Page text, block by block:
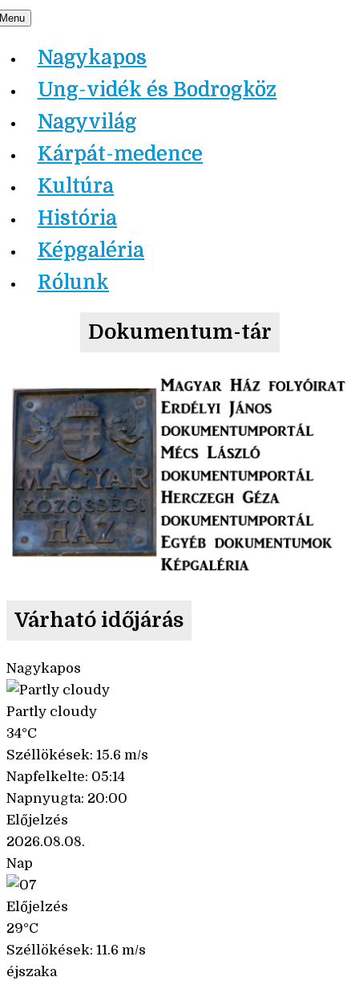
Skip
content
Nagykapos.ma
Nagykapos
Ung-vidék és Bodrogköz
Nagyvilág
Kárpát-medence
Kultúra
História
Képgaléria
Rólunk
Dokumentum-tár
Várható időjárás
Nagykapos
Partly cloudy
34°C
Széllökések: 15.6 m/s
Napfelkelte: 05:14
Napnyugta: 20:00
Előjelzés
2026.08.08.
Nap
Előjelzés
29°C
Széllökések: 11.6 m/s
éjszaka